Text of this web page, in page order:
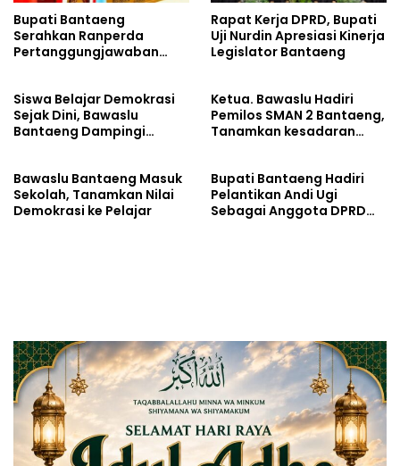
Bupati Bantaeng
Serahkan Ranperda
Pertanggungjawaban
Rapat Kerja DPRD, Bupati
Uji Nurdin Apresiasi Kinerja
Legislator Bantaeng
Siswa Belajar Demokrasi
Sejak Dini, Bawaslu
Bantaeng Dampingi
Ketua. Bawaslu Hadiri
Pemilos SMAN 2 Bantaeng,
Tanamkan kesadaran
Bawaslu Bantaeng Masuk
Sekolah, Tanamkan Nilai
Demokrasi ke Pelajar
Bupati Bantaeng Hadiri
Pelantikan Andi Ugi
Sebagai Anggota DPRD